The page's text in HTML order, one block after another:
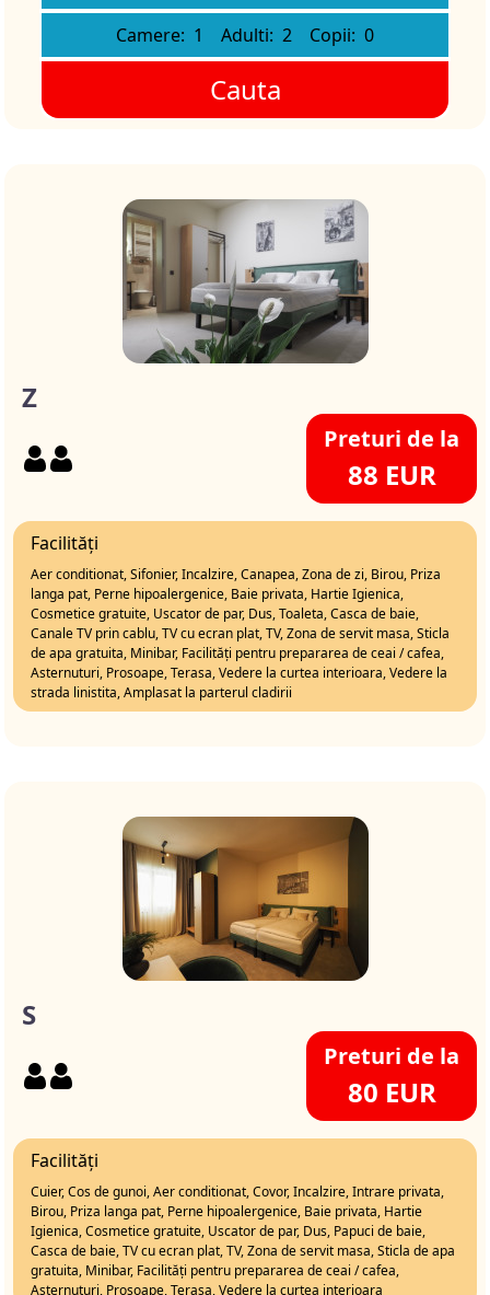
Camere: 1 Adulti: 2 Copii: 0
Cauta
Z
Preturi de la
88 EUR
Facilități
Aer conditionat, Sifonier, Incalzire, Canapea, Zona de zi, Birou, Priza
langa pat, Perne hipoalergenice, Baie privata, Hartie Igienica,
Cosmetice gratuite, Uscator de par, Dus, Toaleta, Casca de baie,
Canale TV prin cablu, TV cu ecran plat, TV, Zona de servit masa, Sticla
de apa gratuita, Minibar, Facilități pentru prepararea de ceai / cafea,
Asternuturi, Prosoape, Terasa, Vedere la curtea interioara, Vedere la
strada linistita, Amplasat la parterul cladirii
S
Preturi de la
80 EUR
Facilități
Cuier, Cos de gunoi, Aer conditionat, Covor, Incalzire, Intrare privata,
Birou, Priza langa pat, Perne hipoalergenice, Baie privata, Hartie
Igienica, Cosmetice gratuite, Uscator de par, Dus, Papuci de baie,
Casca de baie, TV cu ecran plat, TV, Zona de servit masa, Sticla de apa
gratuita, Minibar, Facilități pentru prepararea de ceai / cafea,
Asternuturi, Prosoape, Terasa, Vedere la curtea interioara